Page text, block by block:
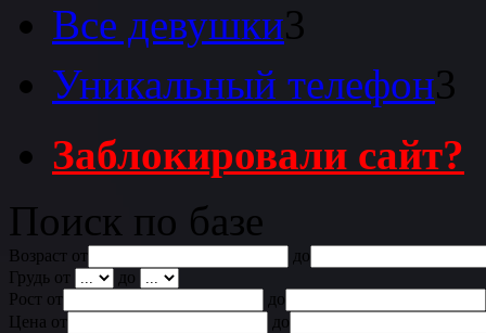
Все девушки3
Уникальный телефон3
Заблокировали сайт?
Поиск по базе
Возраст от
до
Грудь от
до
Рост от
до
Цена от
до